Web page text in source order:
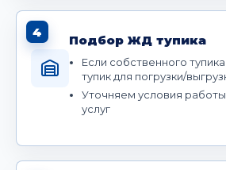
4
Подбор ЖД тупика
Если собственного
тупик для погрузки/
Уточняем условия
услуг